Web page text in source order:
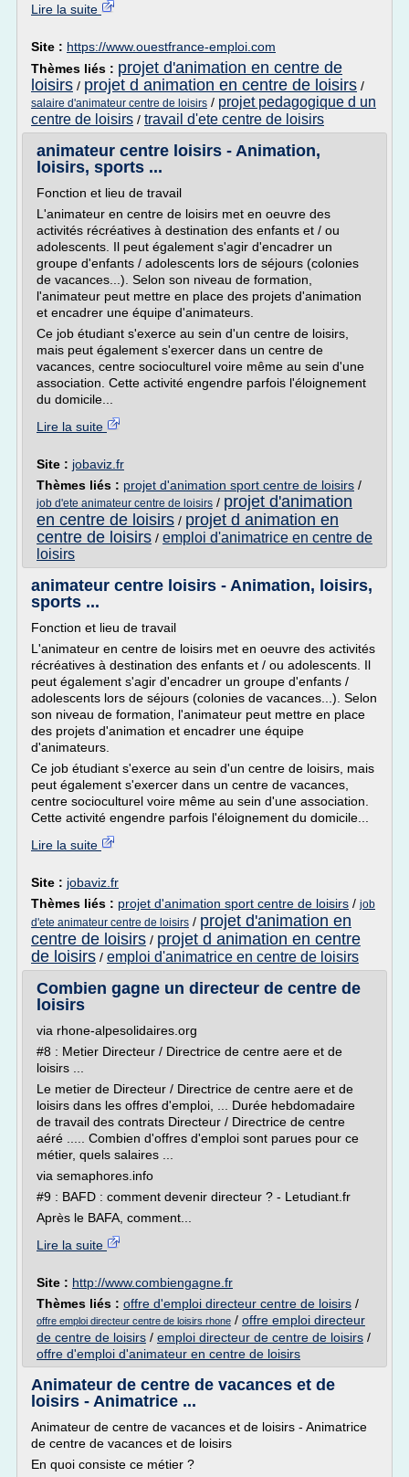
Lire la suite
Site : https://www.ouestfrance-emploi.com
Thèmes liés : projet d'animation en centre de
loisirs / projet d animation en centre de loisirs /
salaire d'animateur centre de loisirs / projet pedagogique d un
centre de loisirs / travail d'ete centre de loisirs
animateur centre loisirs - Animation,
loisirs, sports ...
Fonction et lieu de travail
L'animateur en centre de loisirs met en oeuvre des
activités récréatives à destination des enfants et / ou
adolescents. Il peut également s'agir d'encadrer un
groupe d'enfants / adolescents lors de séjours (colonies
de vacances...). Selon son niveau de formation,
l'animateur peut mettre en place des projets d'animation
et encadrer une équipe d'animateurs.
Ce job étudiant s'exerce au sein d'un centre de loisirs,
mais peut également s'exercer dans un centre de
vacances, centre socioculturel voire même au sein d'une
association. Cette activité engendre parfois l'éloignement
du domicile...
Lire la suite
Site : jobaviz.fr
Thèmes liés : projet d'animation sport centre de loisirs /
job d'ete animateur centre de loisirs / projet d'animation
en centre de loisirs / projet d animation en
centre de loisirs / emploi d'animatrice en centre de
loisirs
animateur centre loisirs - Animation, loisirs,
sports ...
Fonction et lieu de travail
L'animateur en centre de loisirs met en oeuvre des activités
récréatives à destination des enfants et / ou adolescents. Il
peut également s'agir d'encadrer un groupe d'enfants /
adolescents lors de séjours (colonies de vacances...). Selon
son niveau de formation, l'animateur peut mettre en place
des projets d'animation et encadrer une équipe
d'animateurs.
Ce job étudiant s'exerce au sein d'un centre de loisirs, mais
peut également s'exercer dans un centre de vacances,
centre socioculturel voire même au sein d'une association.
Cette activité engendre parfois l'éloignement du domicile...
Lire la suite
Site : jobaviz.fr
Thèmes liés : projet d'animation sport centre de loisirs / job
d'ete animateur centre de loisirs / projet d'animation en
centre de loisirs / projet d animation en centre
de loisirs / emploi d'animatrice en centre de loisirs
Combien gagne un directeur de centre de
loisirs
via rhone-alpesolidaires.org
#8 : Metier Directeur / Directrice de centre aere et de
loisirs ...
Le metier de Directeur / Directrice de centre aere et de
loisirs dans les offres d'emploi, ... Durée hebdomadaire
de travail des contrats Directeur / Directrice de centre
aéré ..... Combien d'offres d'emploi sont parues pour ce
métier, quels salaires ...
via semaphores.info
#9 : BAFD : comment devenir directeur ? - Letudiant.fr
Après le BAFA, comment...
Lire la suite
Site : http://www.combiengagne.fr
Thèmes liés : offre d'emploi directeur centre de loisirs /
offre emploi directeur centre de loisirs rhone / offre emploi directeur
de centre de loisirs / emploi directeur de centre de loisirs /
offre d'emploi d'animateur en centre de loisirs
Animateur de centre de vacances et de
loisirs - Animatrice ...
Animateur de centre de vacances et de loisirs - Animatrice
de centre de vacances et de loisirs
En quoi consiste ce métier ?